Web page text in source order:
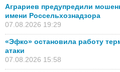
Аграриев предупредили
имени Россельхознадзора
07.08.2026 19:29
«Эфко» остановила работу
атаки
07.08.2026 15:58